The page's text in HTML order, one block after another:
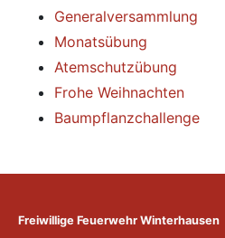
Generalversammlung
Monatsübung
Atemschutzübung
Frohe Weihnachten
Baumpflanzchallenge
Freiwillige Feuerwehr Winterhausen